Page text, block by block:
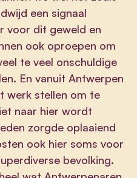
een signaal
voor dit geweld en
ook oproepen om
te veel onschuldige
En vanuit Antwerpen
werk stellen om te
naar hier wordt
zorgde oplaaiend
ook hier soms voor
bevolking.